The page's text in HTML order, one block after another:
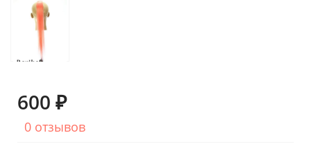
600 ₽
0 отзывов